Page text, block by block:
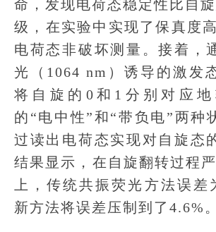
命，发现电荷态稳定性比自
级，在实验中实现了保真度
电荷态非破坏测量。接着，
光（1064 nm）诱导的激发
将自旋的0和1分别对应
的“电中性”和“带负电”两种
过读出电荷态实现对自旋态
结果显示，在自旋翻转过程
上，传统共振荧光方法误差
新方法将误差压制到了4.6%。